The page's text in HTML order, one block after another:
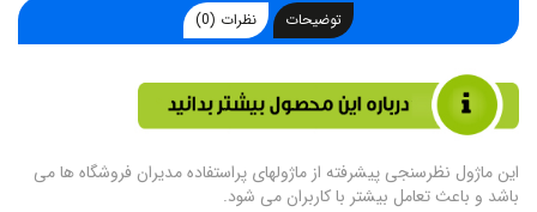
توضیحات نظرات (0)
این ماژول نظرسنجی پیشرفته از ماژولهای پراستفاده مدیران فروشگاه ها می
باشد و باعث تعامل بیشتر با کاربران می شود.